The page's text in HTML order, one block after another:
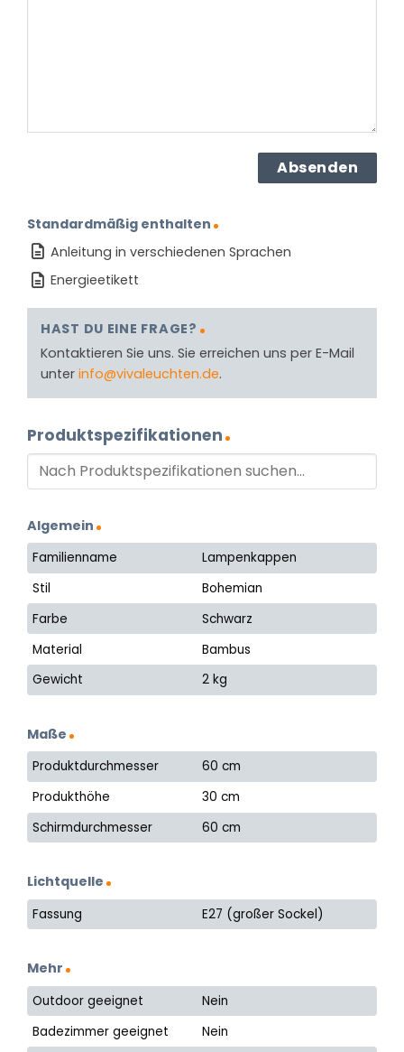
Standardmäßig enthalten
Anleitung in verschiedenen Sprachen
Energieetikett
HAST DU EINE FRAGE?
Kontaktieren Sie uns. Sie erreichen uns per E-Mail
unter info@vivaleuchten.de.
Produktspezifikationen
Algemein
Familienname
Lampenkappen
Stil
Bohemian
Farbe
Schwarz
Material
Bambus
Gewicht
2 kg
Maße
Produktdurchmesser
60 cm
Produkthöhe
30 cm
Schirmdurchmesser
60 cm
Lichtquelle
Fassung E27 (großer Sockel)
Mehr
Outdoor geeignet
Nein
Badezimmer geeignet
Nein